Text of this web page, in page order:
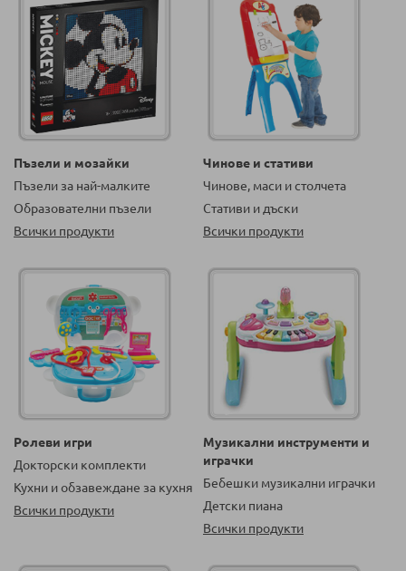
Пъзели и мозайки
Пъзели за най-малките
Образователни пъзели
Всички продукти
Чинове и стативи
Чинове, маси и столчета
Стативи и дъски
Всички продукти
Ролеви игри
Докторски комплекти
Кухни и обзавеждане за кухня
Всички продукти
Музикални инструменти и
играчки
Бебешки музикални играчки
Детски пиана
Всички продукти